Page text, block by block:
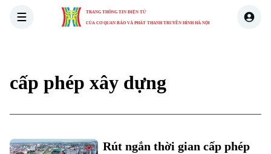
TRANG THÔNG TIN ĐIỆN TỬ
CỦA CƠ QUAN BÁO VÀ PHÁT THANH TRUYỀN HÌNH HÀ NỘI
cấp phép xây dựng
Rút ngắn thời gian cấp phép